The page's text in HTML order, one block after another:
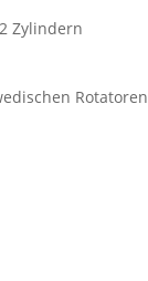
Zylindern
Rotatoren